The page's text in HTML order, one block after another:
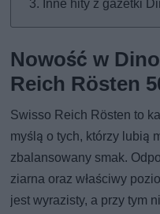
Inne hity z gazetki
Nowość w
Reich Rösten
Swisso Reich Rösten to
myślą o tych, którzy lubią
zbalansowany smak.
ziarna oraz właściwy
jest wyrazisty, a przy tym